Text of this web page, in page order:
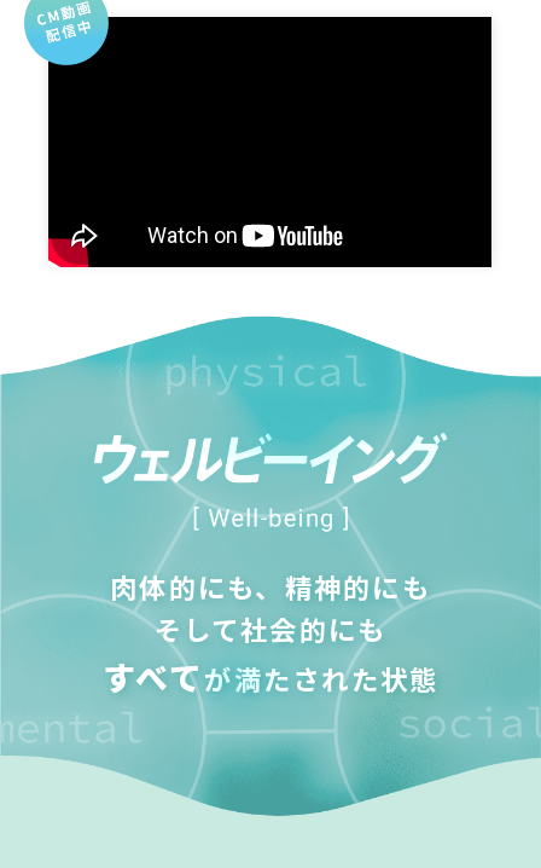
肉体的にも、精神的にも
そして社会的にも
すべてが満たされた状態